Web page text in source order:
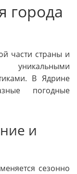
города
части страны и
В Ядрине
погодные
и
сезонно